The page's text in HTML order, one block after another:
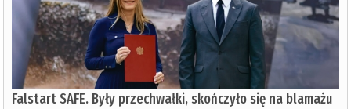
Falstart SAFE. Były przechwałki, skończyło się na blamażu